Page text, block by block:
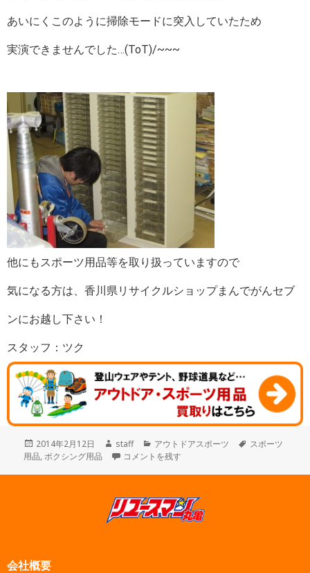
あいにくこのように掃除モードに突入していたため
実演できませんでした…(ToT)/~~~
他にもスポーツ用品等を取り扱っていますので
気になる方は、香川県リサイクルショップまんでがんセブ
ンにお越し下さい！
スタッフ：ツク
投
稿
2014年2月12日
作
成
staff
カ
テ
アウトドアスポーツ
タ
スポーツ
用品,ボクシング用品 ボクシングセット買取りしました！ に
コメントを残す
会社概要